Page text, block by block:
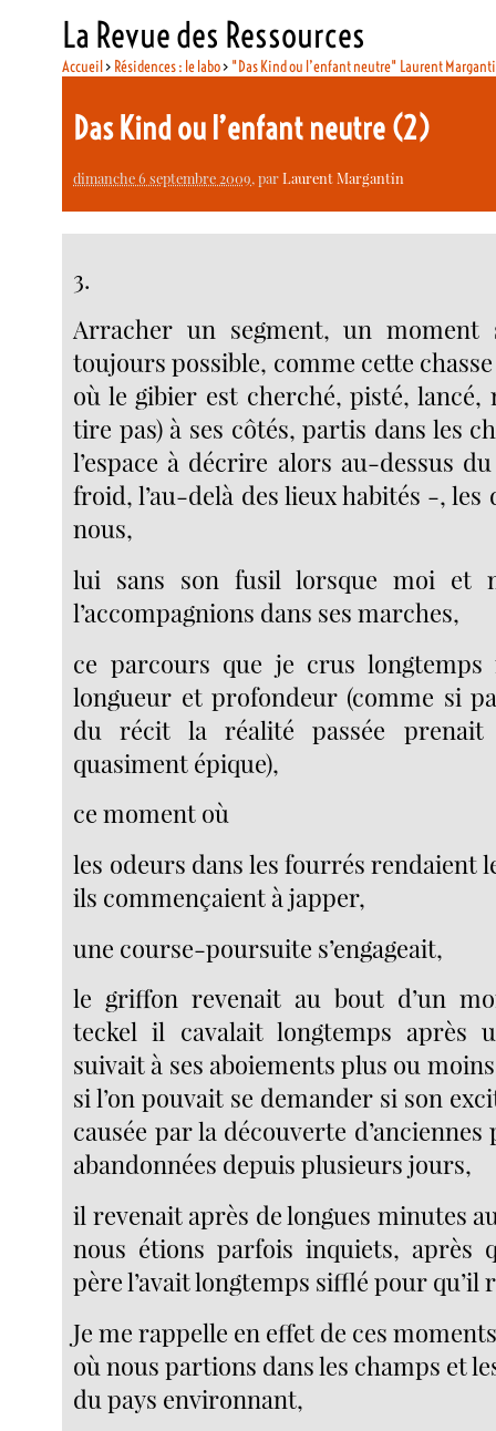
La Revue des Ressources
Accueil> Résidences : le labo> "Das Kind ou l’enfant neutre" Laurent
Das Kind ou l’enfant neutre (2)
dimanche 6 septembre 2009, parLaurent Margantin
3.
Arracher un segment, un moment
toujours possible, comme cette
où le gibier est cherché, pisté, lancé,
tire pas) à ses côtés, partis dans les
l’espace à décrire alors au-dessus
froid, l’au-delà des lieux habités -, les
nous,
lui sans son fusil lorsque moi et
l’accompagnions dans ses marches,
ce parcours que je crus
longueur et profondeur (comme si
du récit la réalité passée prenait
quasiment épique),
ce moment où
les odeurs dans les fourrés rendaient
ils commençaient à japper,
une course-poursuite s’engageait,
le griffon revenait au bout d’un
teckel il cavalait longtemps après
suivait à ses aboiements plus ou
si l’on pouvait se demander si son
causée par la découverte d’anciennes
abandonnées depuis plusieurs jours,
il revenait après de longues minutes
nous étions parfois inquiets, après
père l’avait longtemps sifflé pour qu’il
Je me rappelle en effet de ces
où nous partions dans les champs et
du pays environnant,